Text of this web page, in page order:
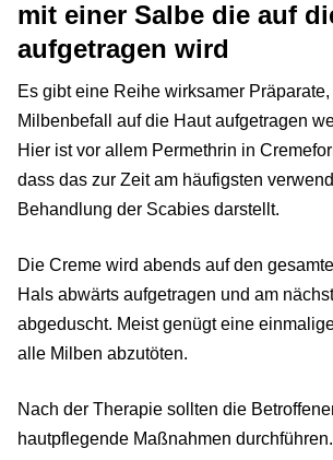
mit einer Salbe die auf
aufgetragen wird
Es gibt eine Reihe wirksamer
Milbenbefall auf die Haut aufgetragen
Hier ist vor allem Permethrin in
dass das zur Zeit am häufigsten
Behandlung der Scabies darstellt.
Die Creme wird abends auf den
Hals abwärts aufgetragen und am
abgeduscht. Meist genügt eine
alle Milben abzutöten.
Nach der Therapie sollten die
hautpflegende Maßnahmen durchführen.